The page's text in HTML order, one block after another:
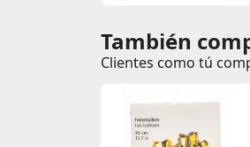
Comentarios
Comentarios de
También
Clientes como tú